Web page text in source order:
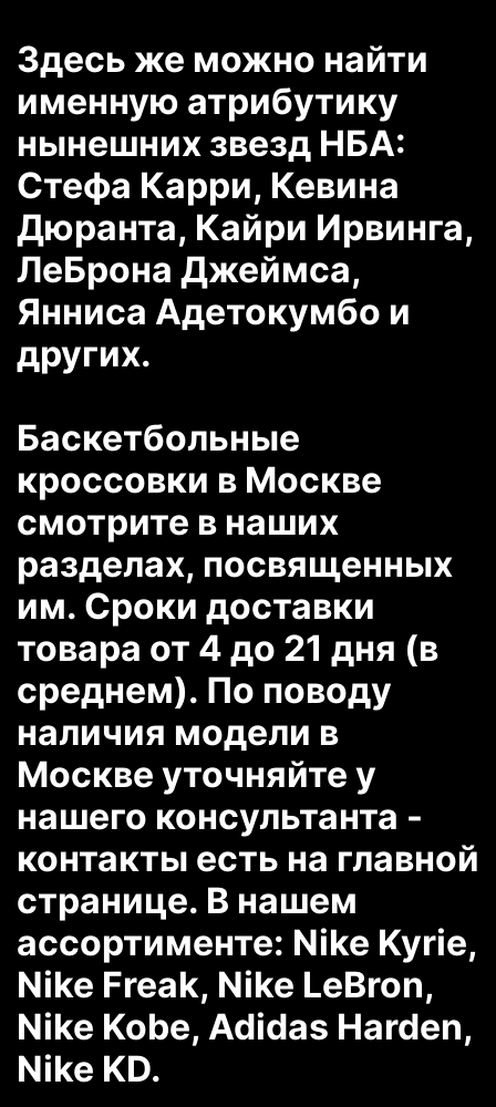
Здесь же можно найти
именную атрибутику
нынешних звезд НБА:
Стефа Карри, Кевина
Дюранта, Кайри Ирвинга,
ЛеБрона Джеймса,
Янниса Адетокумбо и
других.
Баскетбольные
кроссовки в Москве
смотрите в наших
разделах, посвященных
им. Сроки доставки
товара от 4 до 21 дня (в
среднем). По поводу
наличия модели в
Москве уточняйте у
нашего консультанта -
контакты есть на главной
странице. В нашем
ассортименте: Nike Kyrie,
Nike Freak, Nike LeBron,
Nike Kobe, Adidas Harden,
Nike KD.